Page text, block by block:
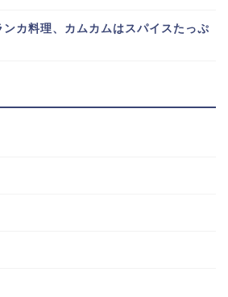
ンカ料理、カムカムはスパイスたっぷ